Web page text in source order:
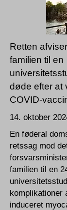
Retten
familien til en
døde efter at
COVID-
14. oktober
En føderal
retssag mod
familien til en
komplikationer
induceret